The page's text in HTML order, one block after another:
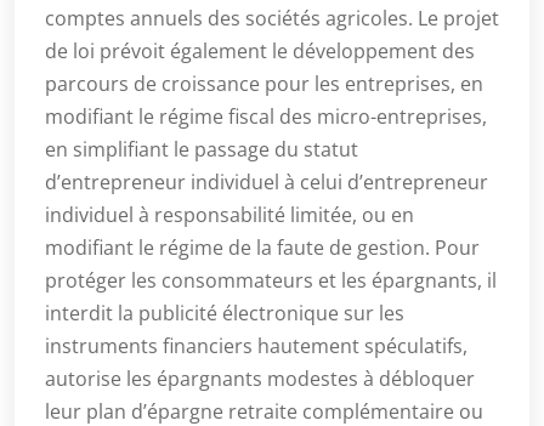
comptes annuels des sociétés agricoles. Le projet
de loi prévoit également le développement des
parcours de croissance pour les entreprises, en
modifiant le régime fiscal des micro-entreprises,
en simplifiant le passage du statut
d’entrepreneur individuel à celui d’entrepreneur
individuel à responsabilité limitée, ou en
modifiant le régime de la faute de gestion. Pour
protéger les consommateurs et les épargnants, il
interdit la publicité électronique sur les
instruments financiers hautement spéculatifs,
autorise les épargnants modestes à débloquer
leur plan d’épargne retraite complémentaire ou